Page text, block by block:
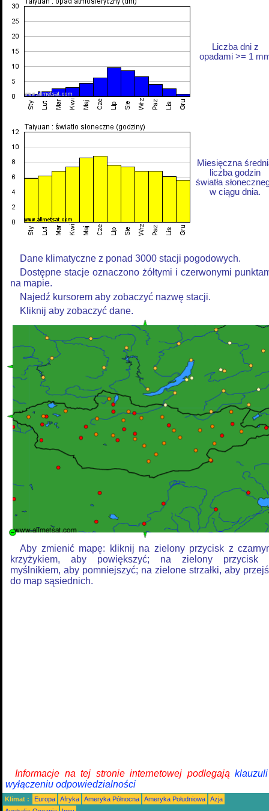
Liczba dni z
opadami >= 1
Miesięczna
liczba godzin
światła
w ciągu dnia.
Dane klimatyczne z ponad 3000 stacji pogodowych.
Dostępne stacje oznaczono żółtymi i czerwonymi
na mapie.
Najedź kursorem aby zobaczyć nazwę stacji.
Kliknij aby zobaczyć dane.
Aby zmienić mapę: kliknij na zielony przycisk z
krzyżykiem, aby powiększyć; na zielony przycisk
myślnikiem, aby pomniejszyć; na zielone strzałki, aby
do map sąsiednich.
Informacje na tej stronie internetowej podlegają
wyłączeniu odpowiedzialności
Klimat : Europa Afryka Ameryka Północna Ameryka Południowa
Azja